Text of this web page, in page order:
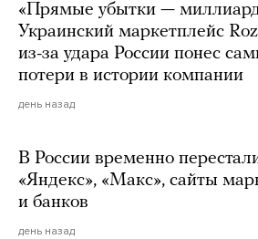
«Прямые убытки —
Украинский маркетплейс
из-за удара России понес
потери в истории компании
день назад
В России временно
«Яндекс», «Макс», сайты
и банков
день назад